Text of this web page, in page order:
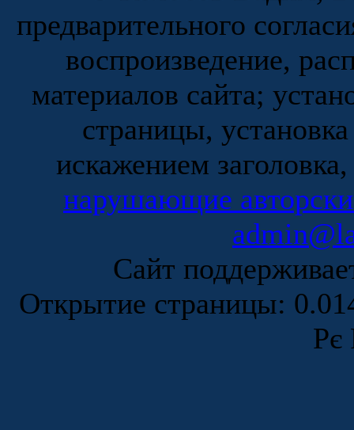
предварительного
воспроизведение,
материалов сайта;
страницы,
искажением
нарушающие
Сайт
Открытие страницы:
Рє